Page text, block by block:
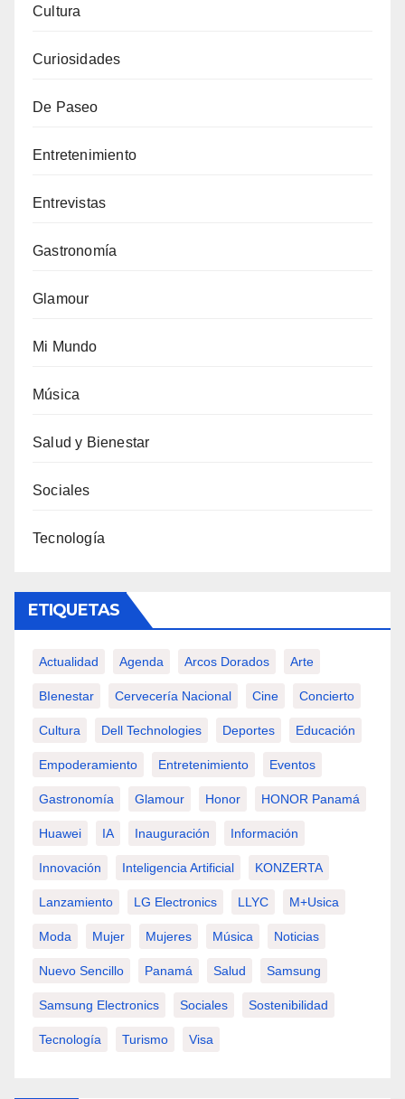
Cultura
Curiosidades
De Paseo
Entretenimiento
Entrevistas
Gastronomía
Glamour
Mi Mundo
Música
Salud y Bienestar
Sociales
Tecnología
ETIQUETAS
Actualidad Agenda Arcos Dorados Arte
BIenestar Cervecería Nacional Cine Concierto
Cultura Dell Technologies Deportes Educación
Empoderamiento Entretenimiento Eventos
Gastronomía Glamour Honor HONOR Panamá
Huawei IA Inauguración Información
Innovación Inteligencia Artificial KONZERTA
Lanzamiento LG Electronics LLYC M+usica
Moda Mujer Mujeres Música Noticias
Nuevo Sencillo Panamá Salud Samsung
Samsung Electronics Sociales Sostenibilidad
Tecnología Turismo Visa